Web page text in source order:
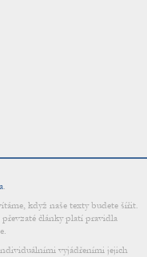
.
když naše texty budete šířit.
články platí pravidla
vyjádřeními jejich